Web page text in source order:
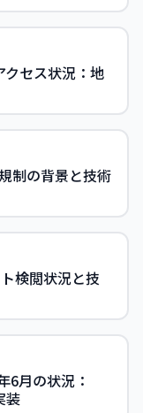
セス状況：地
制の背景と技術
検閲状況と技
6月の状況：
装